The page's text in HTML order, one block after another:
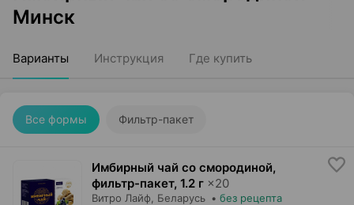
Минск
Варианты Инструкция Где купить
Все формы Фильтр-пакет
Имбирный чай со смородиной,
фильтр-пакет, 1.2 г ×20
Витро Лайф , Беларусь • без рецепта